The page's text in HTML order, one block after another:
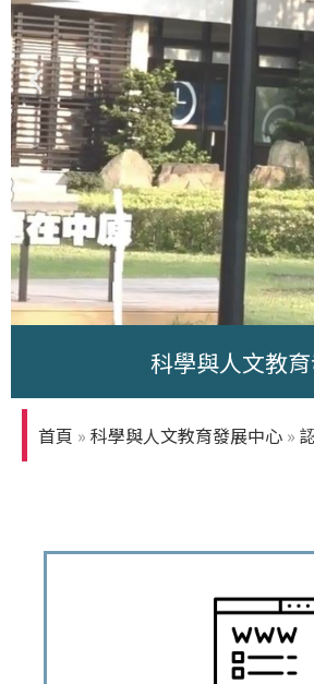
中原大
科學與人文教
首頁 » 科學與人文教育發展中心 »